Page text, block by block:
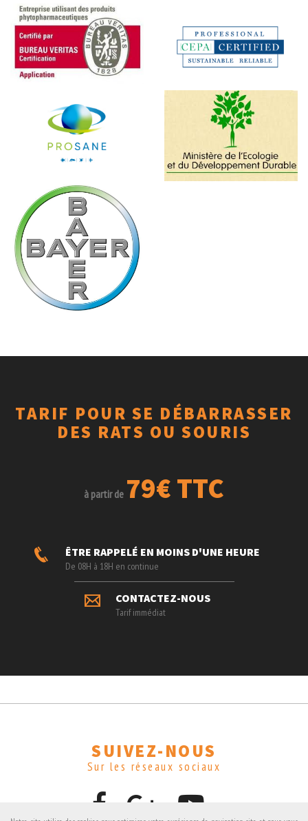
TARIF POUR SE DÉBARRASSER
DES RATS OU SOURIS
à partir de 79€ TTC
ÊTRE RAPPELÉ EN MOINS D'UNE HEURE
De 08H à 18H en continue
CONTACTEZ-NOUS
Tarif immédiat
SUIVEZ-NOUS
Sur les réseaux sociaux